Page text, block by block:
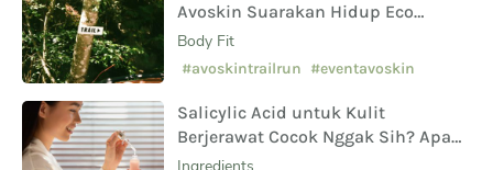
Avoskin Suarakan Hidup Eco
Conscious
Body Fit
#avoskintrailrun #eventavoskin
Salicylic Acid untuk Kulit
Berjerawat Cocok Nggak Sih? Apa
Saja Manfaat Hingga Efek